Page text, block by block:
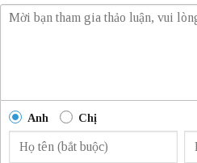
Anh Chị